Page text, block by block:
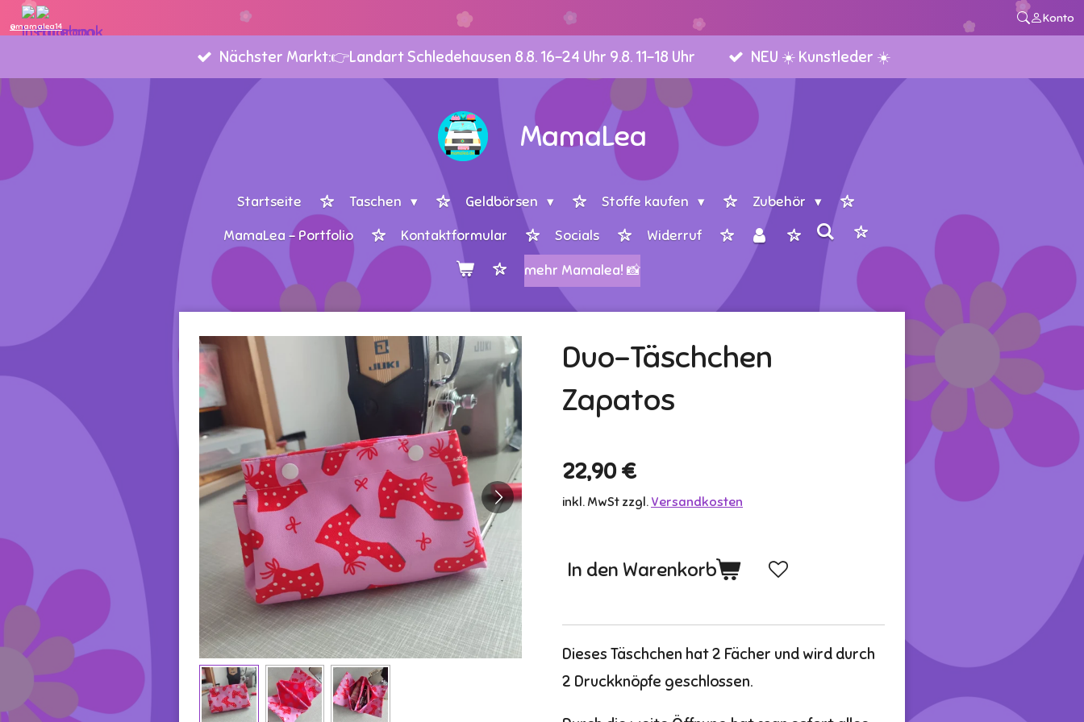
@mamalea14
Konto
Zum
springen
Nächster Markt:👉Landart Schledehausen 8.8. 16-24 Uhr 9.8. 11-18 Uhr NEU ☀️ Kunstleder ☀️
MamaLea
Startseite Taschen Geldbörsen Stoffe kaufen
Zubehör
MamaLea - Portfolio
Kontaktformular Socials Widerruf
mehr Mamalea! 📸
Duo-Täschchen
Zapatos
22,90 €
inkl. MwSt zzgl. Versandkosten
In den Warenkorb
Dieses Täschchen hat 2 Fächer und wird durch
2 Druckknöpfe geschlossen.